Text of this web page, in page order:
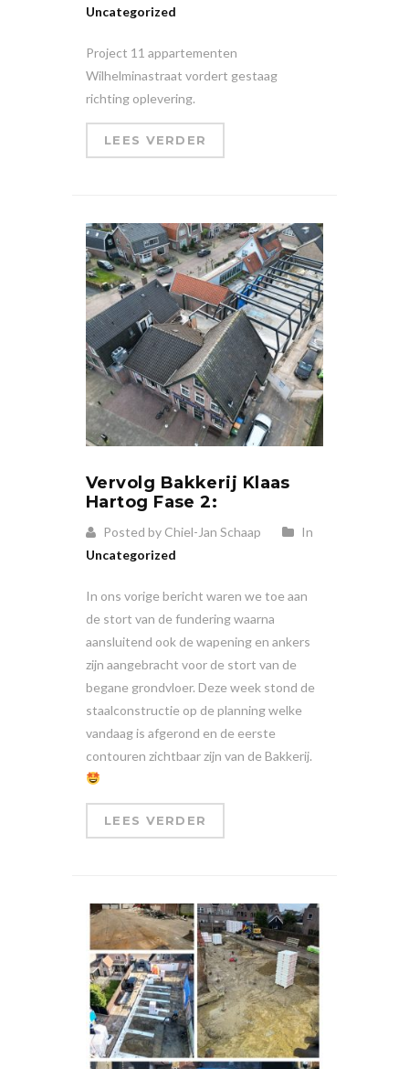
Uncategorized
Project 11 appartementen
Wilhelminastraat vordert gestaag
richting oplevering.
LEES VERDER
Vervolg Bakkerij Klaas
Hartog Fase 2:
Posted by Chiel-Jan Schaap
In
Uncategorized
In ons vorige bericht waren we toe aan
de stort van de fundering waarna
aansluitend ook de wapening en ankers
zijn aangebracht voor de stort van de
begane grondvloer. Deze week stond de
staalconstructie op de planning welke
vandaag is afgerond en de eerste
contouren zichtbaar zijn van de Bakkerij.
LEES VERDER